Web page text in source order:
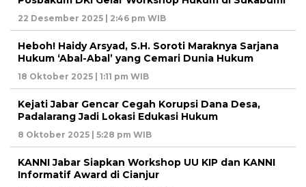
22 Desember 2025 | 2:46 pm WIB
Heboh! Haidy Arsyad, S.H. Soroti Maraknya Sarjana
Hukum ‘Abal-Abal’ yang Cemari Dunia Hukum
18 Oktober 2025 | 1:11 pm WIB
Kejati Jabar Gencar Cegah Korupsi Dana Desa,
Padalarang Jadi Lokasi Edukasi Hukum
8 Oktober 2025 | 5:28 pm WIB
KANNI Jabar Siapkan Workshop UU KIP dan KANNI
Informatif Award di Cianjur